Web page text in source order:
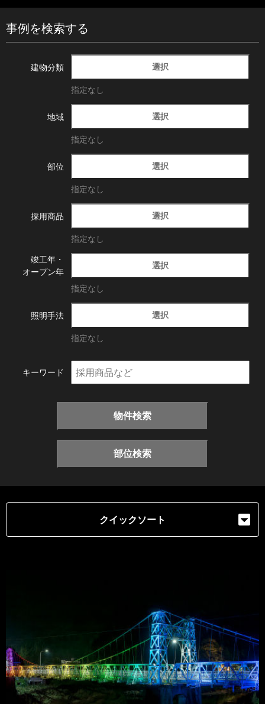
事例を検索する
建物分類 選択
指定なし
地域 選択
指定なし
部位 選択
指定なし
採用商品 選択
指定なし
竣工年・
オープン年
選択
指定なし
照明手法 選択
指定なし
キーワード
物件検索
部位検索
クイックソート